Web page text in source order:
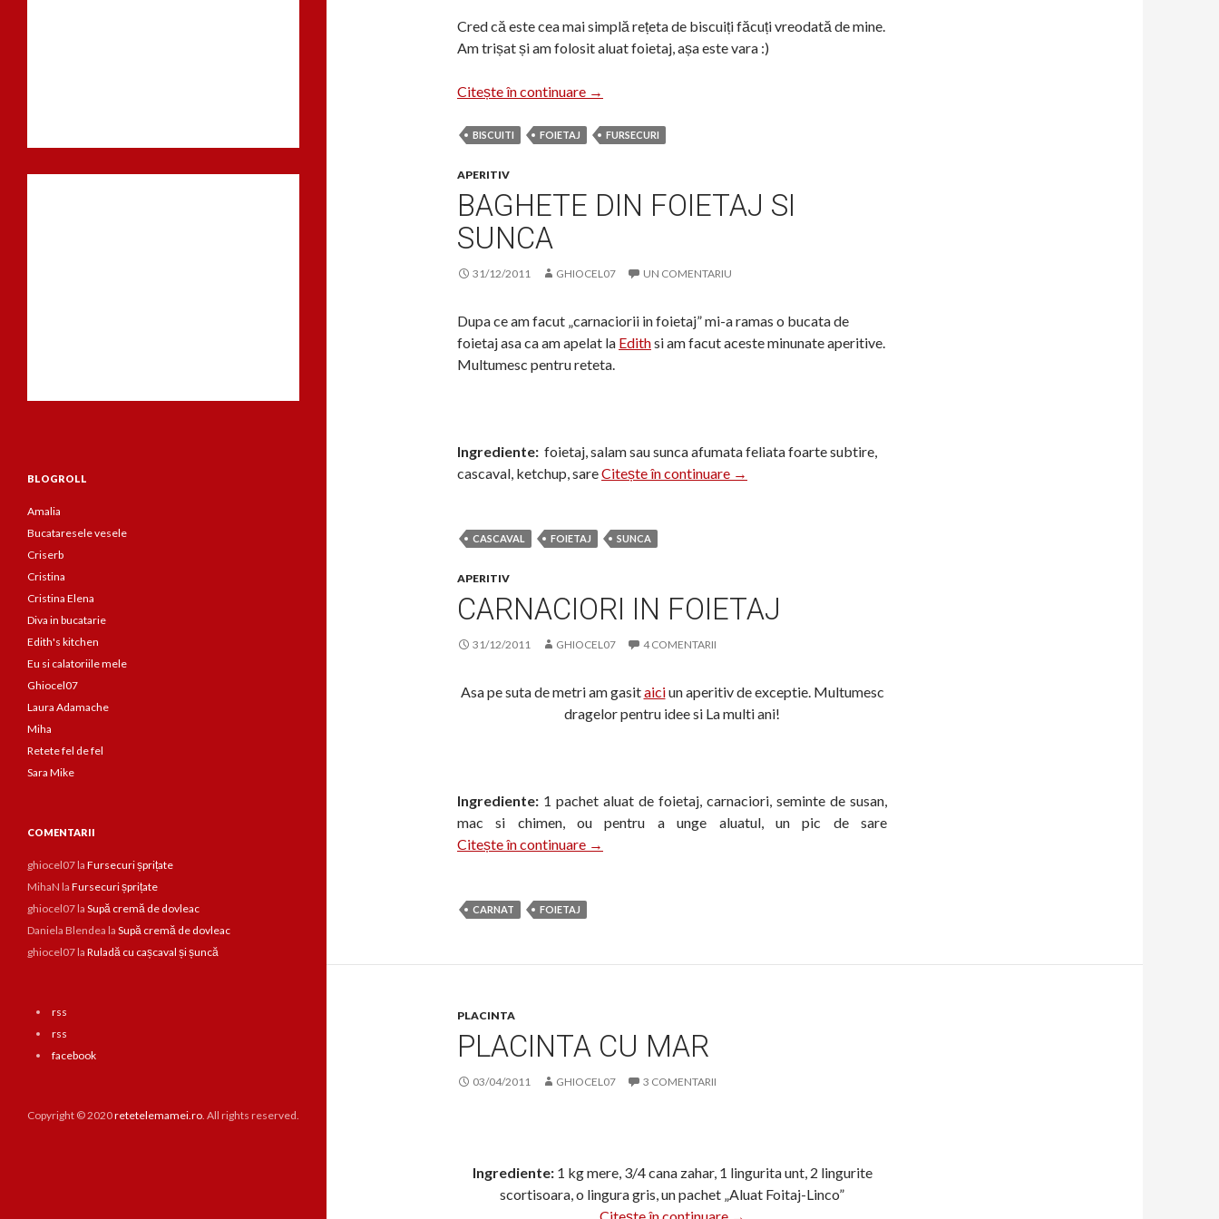
Cred că este cea mai simplă rețeta de biscuiți făcuți vreodată de mine.
Am trișat și am folosit aluat foietaj, așa este vara :)
Citește în continuare Biscuiți dulci și aromați
→
BISCUITI FOIETAJ FURSECURI
APERITIV
BAGHETE DIN FOIETAJ SI
SUNCA
31/12/2011 GHIOCEL07 UN COMENTARIU
Dupa ce am facut „carnaciorii in foietaj” mi-a ramas o bucata de
foietaj asa ca am apelat la Edithsi am facut aceste minunate aperitive.
Multumesc pentru reteta.
Ingrediente: foietaj, salam sau sunca afumata feliata foarte subtire,
cascaval, ketchup, sareCitește în continuare Baghete din foietaj si sunca
→
CASCAVAL FOIETAJ SUNCA
APERITIV
CARNACIORI IN FOIETAJ
31/12/2011 GHIOCEL07 4 COMENTARII
Asa pe suta de metri am gasitaiciun aperitiv de exceptie. Multumesc
dragelor pentru idee si La multi ani!
Ingrediente: 1 pachet aluat de foietaj, carnaciori, seminte de susan,
mac si chimen, ou pentru a unge aluatul, un pic de sare
Citește în continuare Carnaciori in foietaj
→
CARNAT FOIETAJ
PLACINTA
PLACINTA CU MAR
03/04/2011 GHIOCEL07 3 COMENTARII
Ingrediente:1 kg mere, 3/4 cana zahar, 1 lingurita unt, 2 lingurite
scortisoara, o lingura gris, un pachet „Aluat Foitaj-Linco”
Placinta cu mar
BLOGROLL
Amalia
Bucataresele vesele
Criserb
Cristina
Cristina Elena
Diva in bucatarie
Edith's kitchen
Eu si calatoriile mele
Ghiocel07
Laura Adamache
Miha
Retete fel de fel
Sara Mike
COMENTARII
ghiocel07la Fursecuri șprițate
MihaN la Fursecuri șprițate
ghiocel07la Supă cremă de dovleac
Daniela Blendea la Supă cremă de dovleac
ghiocel07la Ruladă cu cașcaval și șuncă
rss
rss
facebook
Copyright © 2020retetelemamei.ro. All rights reserved.